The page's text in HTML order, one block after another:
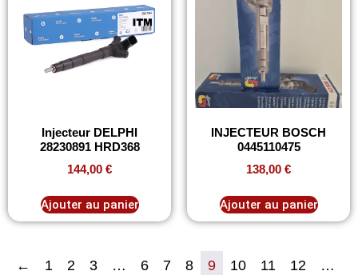
Injecteur DELPHI
28230891 HRD368
144,00 €
Ajouter au panier
INJECTEUR BOSCH
0445110475
138,00 €
Ajouter au panier
← 1 2 3 … 6 7 8 9 10 11 12
…